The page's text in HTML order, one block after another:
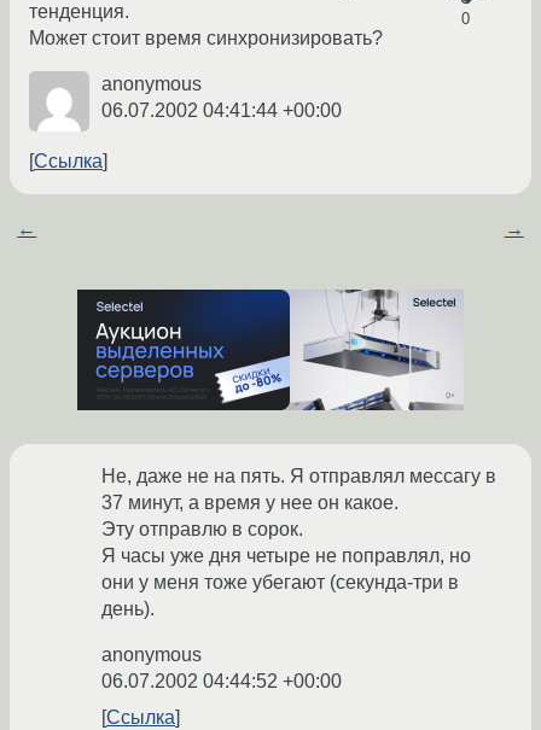
0
тенденция.
Может стоит время синхронизировать?
anonymous
06.07.2002 04:41:44 +00:00
Ссылка
← →
Не, даже не на пять. Я отправлял мессагу в
37 минут, а время у нее он какое.
Эту отправлю в сорок.
Я часы уже дня четыре не поправлял, но
они у меня тоже убегают (секунда-три в
день).
anonymous
06.07.2002 04:44:52 +00:00
Ссылка